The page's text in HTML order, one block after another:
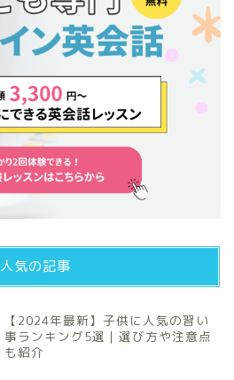
人気の記事
【2024年最新】子供に人気の習い
事ランキング5選｜選び方や注意点
も紹介